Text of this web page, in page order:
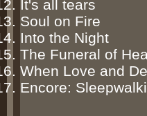
It's all tears
Soul on Fire
Into the Night
The Funeral of
When Love and
Encore: